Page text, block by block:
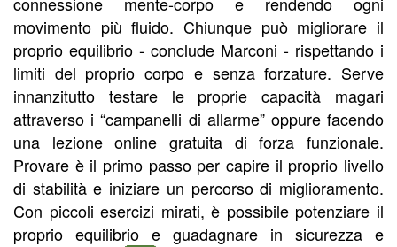
movimento più fluido. Chiunque può migliorare il
proprio equilibrio - conclude Marconi - rispettando i
limiti del proprio corpo e senza forzature. Serve
innanzitutto testare le proprie capacità magari
attraverso i “campanelli di allarme” oppure facendo
una lezione online gratuita di forza funzionale.
Provare è il primo passo per capire il proprio livello
di stabilità e iniziare un percorso di miglioramento.
Con piccoli esercizi mirati, è possibile potenziare il
proprio equilibrio e guadagnare in sicurezza e